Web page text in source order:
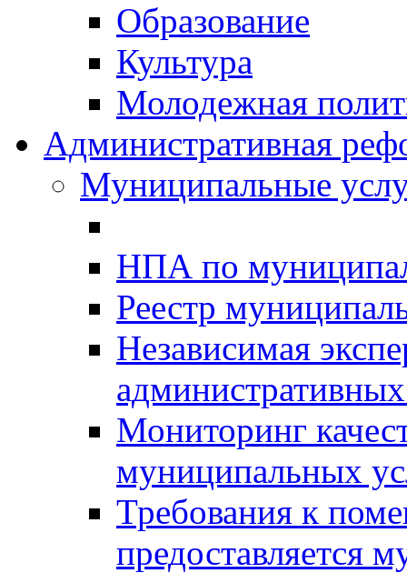
Образование
Культура
Молодежная
Административная
Муниципальные
НПА по
Реестр
Независимая
Мониторинг
муниципальных
Требования к
предоставляется